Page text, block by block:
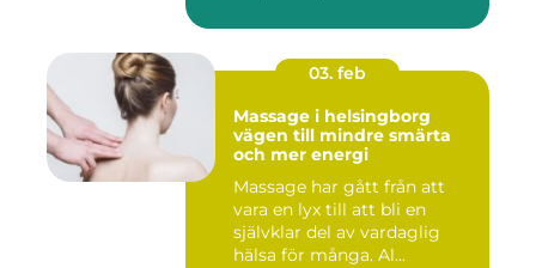
03. feb
Massage i helsingborg
vägen till mindre smärta
och mer energi
Massage har gått från att
vara en lyx till att bli en
självklar del av vardaglig
hälsa för många. Al...